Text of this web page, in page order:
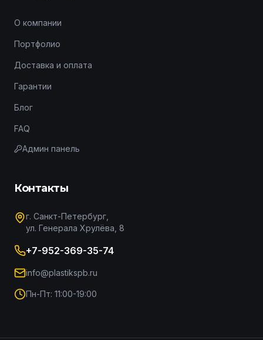
О компании
Портфолио
Доставка и оплата
Гарантии
Блог
FAQ
Админ панель
Контакты
г. Санкт-Петербург,
ул. Генерала Хрулёва, 8
+7-952-369-35-74
info@plastikspb.ru
Пн-Пт: 11:00-19:00